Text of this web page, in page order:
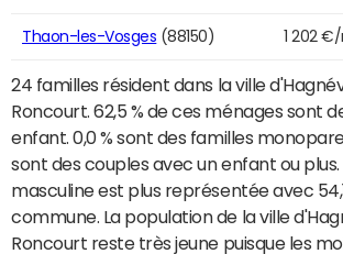
Thaon-les-Vosges (88150) 1 202
24 familles résident dans la ville
Roncourt. 62,5 % de ces ménages sont
enfant. 0,0 % sont des familles
sont des couples avec un enfant ou plus.
masculine est plus représentée avec
commune. La population de la ville
Roncourt reste très jeune puisque les